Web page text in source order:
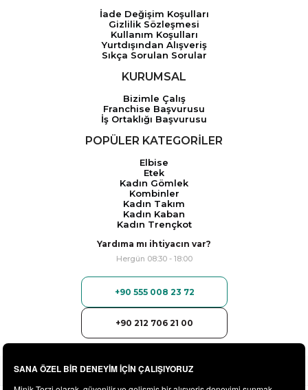
İade Değişim Koşulları
Gizlilik Sözleşmesi
Kullanım Koşulları
Yurtdışından Alışveriş
Sıkça Sorulan Sorular
KURUMSAL
Bizimle Çalış
Franchise Başvurusu
İş Ortaklığı Başvurusu
POPÜLER KATEGORİLER
Elbise
Etek
Kadın Gömlek
Kombinler
Kadın Takım
Kadın Kaban
Kadın Trençkot
Yardıma mı ihtiyacın var?
Hergün 08:30 - 18:00
+90 555 008 23 72
+90 212 706 21 00